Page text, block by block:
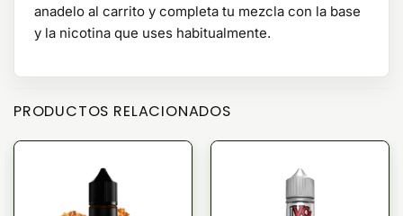
anadelo al carrito y completa tu mezcla con la base
y la nicotina que uses habitualmente.
PRODUCTOS RELACIONADOS